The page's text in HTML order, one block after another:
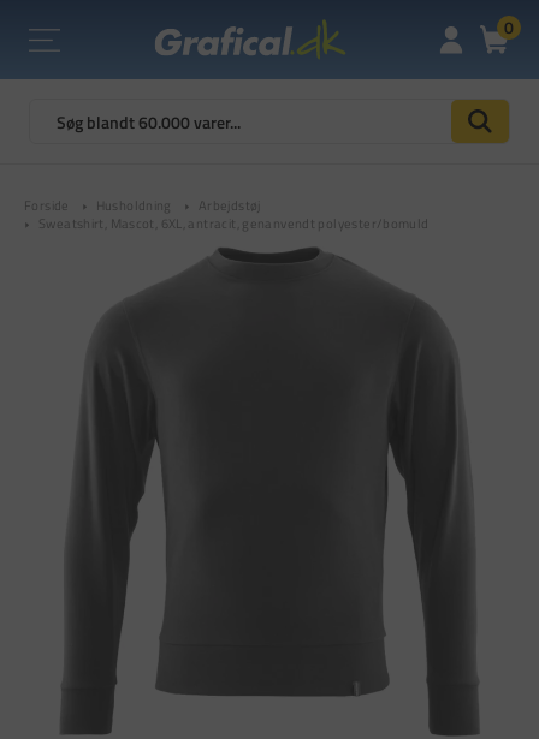
0
Forside Husholdning
Arbejdstøj
Sweatshirt, Mascot, 6XL, antracit, genanvendt polyester/bomuld